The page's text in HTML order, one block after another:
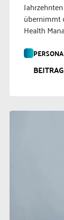
übernimmt
Health